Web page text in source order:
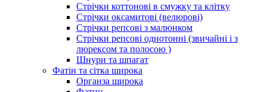
Стрічки коттонові в смужку та клітку
Стрічки оксамитові (велюрові)
Стрічки репсові з малюнком
Стрічки репсові однотонні (звичайні і з
люрексом та полосою )
Шнури та шпагат
Фатін та сітка широка
Органза широка